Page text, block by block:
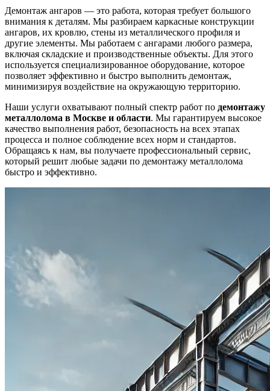
Демонтаж ангаров — это работа, которая требует большого
внимания к деталям. Мы разбираем каркасные конструкции
ангаров, их кровлю, стены из металлического профиля и
другие элементы. Мы работаем с ангарами любого размера,
включая складские и производственные объекты. Для этого
используется специализированное оборудование, которое
позволяет эффективно и быстро выполнить демонтаж,
минимизируя воздействие на окружающую территорию.
Наши услуги охватывают полный спектр работ по демонтажу
металлолома в Москве и области. Мы гарантируем высокое
качество выполнения работ, безопасность на всех этапах
процесса и полное соблюдение всех норм и стандартов.
Обращаясь к нам, вы получаете профессиональный сервис,
который решит любые задачи по демонтажу металлолома
быстро и эффективно.